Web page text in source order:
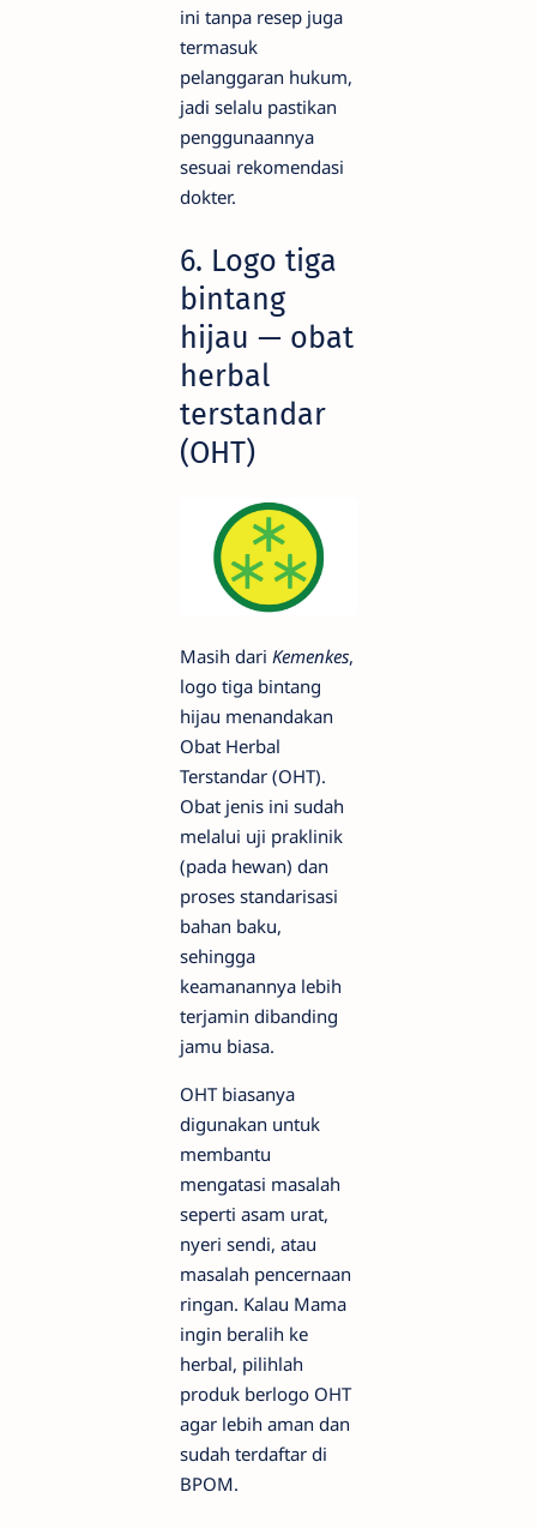
ini tanpa resep juga
termasuk
pelanggaran hukum,
jadi selalu pastikan
penggunaannya
sesuai rekomendasi
dokter.
6. Logo tiga
bintang
hijau — obat
herbal
terstandar
(OHT)
Masih dari Kemenkes,
logo tiga bintang
hijau menandakan
Obat Herbal
Terstandar (OHT).
Obat jenis ini sudah
melalui uji praklinik
(pada hewan) dan
proses standarisasi
bahan baku,
sehingga
keamanannya lebih
terjamin dibanding
jamu biasa.
OHT biasanya
digunakan untuk
membantu
mengatasi masalah
seperti asam urat,
nyeri sendi, atau
masalah pencernaan
ringan. Kalau Mama
ingin beralih ke
herbal, pilihlah
produk berlogo OHT
agar lebih aman dan
sudah terdaftar di
BPOM.